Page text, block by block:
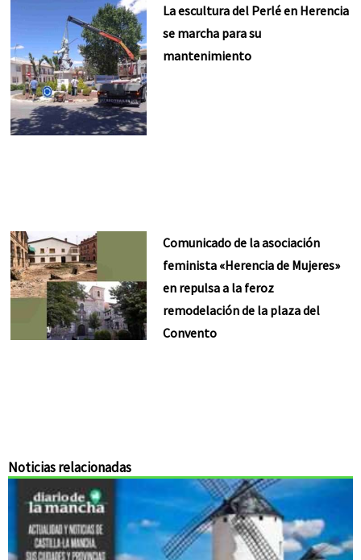
La escultura del Perlé en Herencia
se marcha para su
mantenimiento
Comunicado de la asociación
feminista «Herencia de Mujeres»
en repulsa a la feroz
remodelación de la plaza del
Convento
Noticias relacionadas